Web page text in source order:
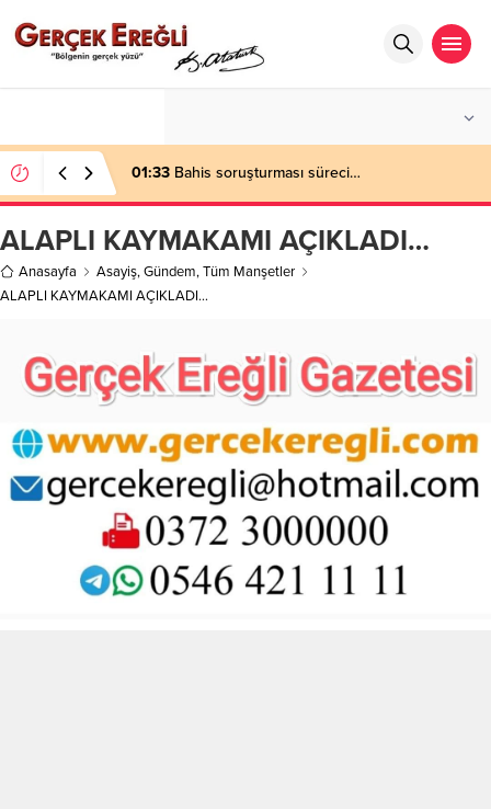
01:33 Bahis soruşturması süreci…
ALAPLI KAYMAKAMI AÇIKLADI…
Anasayfa Asayiş,Gündem,Tüm Manşetler
ALAPLI KAYMAKAMI AÇIKLADI…